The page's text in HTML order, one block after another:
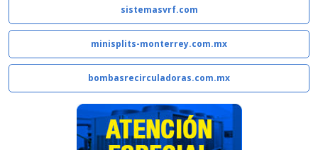
sistemasvrf.com
minisplits-monterrey.com.mx
bombasrecirculadoras.com.mx